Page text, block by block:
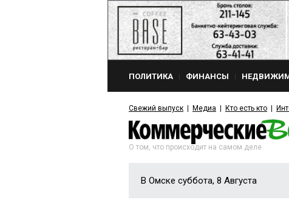
ПОЛИТИКА ФИНАНСЫ
Свежий выпуск Медиа Кто есть кто
О том, что происходит на самом деле
В Омске суббота, 8 Августа